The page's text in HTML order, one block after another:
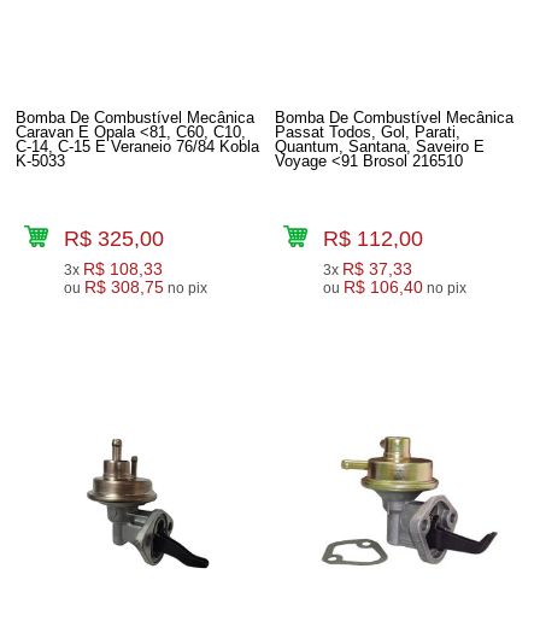
Bomba De Combustível Mecânica
Caravan E Opala <81, C60, C10,
C-14, C-15 E Veraneio 76/84 Kobla
K-5033
R$ 325,00
3x R$ 108,33
ou R$ 308,75 no pix
Bomba De Combustível Mecânica
Passat Todos, Gol, Parati,
Quantum, Santana, Saveiro E
Voyage <91 Brosol 216510
R$ 112,00
3x R$ 37,33
ou R$ 106,40 no pix